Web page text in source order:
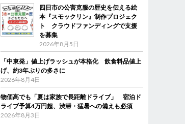
四日市の公害克服の歴史を伝える絵
本『スモックリン』制作プロジェク
ト クラウドファンディングで支援
を募集
2026年8月5日
「中東発」値上げラッシュが本格化 飲食料品値上
げ、約3年ぶりの多さに
2026年8月4日
物価高でも「夏は家族で長距離ドライブ」 宿泊ド
ライブ予算4万円超、渋滞・猛暑への備えも必須
2026年8月3日